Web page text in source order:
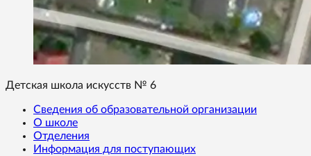
Детская школа искусств № 6
Сведения об образовательной организации
О школе
Отделения
Информация для поступающих